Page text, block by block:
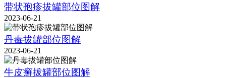
带状孢疹拔罐部位图解
2023-06-21
丹毒拔罐部位图解
2023-06-21
牛皮癣拔罐部位图解